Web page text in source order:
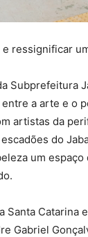
ressignificar
Subprefeitura
a arte e o
artistas da
do
um espaço
Santa Catarina
Gabriel